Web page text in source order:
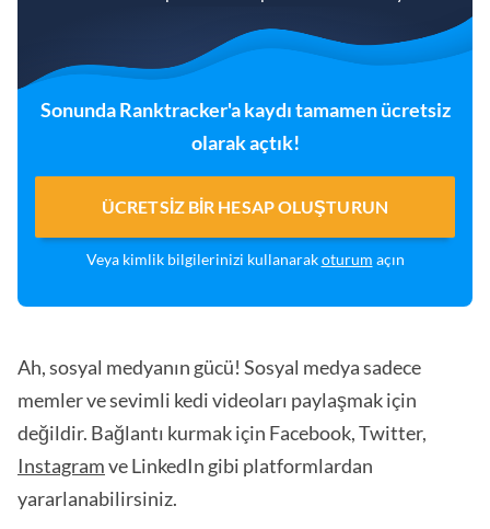
Sonunda Ranktracker'a kaydı tamamen ücretsiz
olarak açtık!
ÜCRETSIZ BIR HESAP OLUŞTURUN
Veya kimlik bilgilerinizi kullanarakoturum açın
Ah, sosyal medyanın gücü! Sosyal medya sadece
memler ve sevimli kedi videoları paylaşmak için
değildir. Bağlantı kurmak için Facebook, Twitter,
Instagramve LinkedIn gibi platformlardan
yararlanabilirsiniz.